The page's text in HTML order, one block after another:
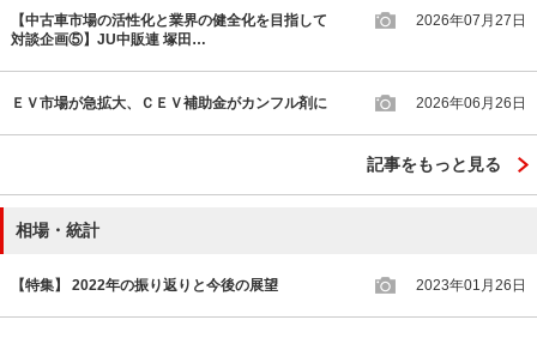
【中古車市場の活性化と業界の健全化を目指して
対談企画⑤】JU中販連 塚田…
2026年07月27日
ＥＶ市場が急拡大、ＣＥＶ補助金がカンフル剤に 2026年06月26日
記事をもっと見る
相場・統計
【特集】 2022年の振り返りと今後の展望 2023年01月26日